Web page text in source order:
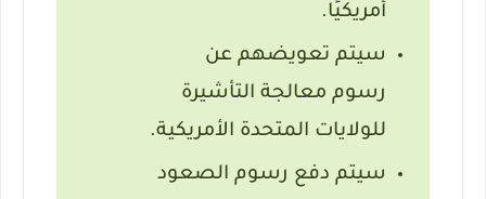
أمريكيًا.
سيتم تعويضهم عن
رسوم معالجة التأشيرة
للولايات المتحدة الأمريكية.
سيتم دفع رسوم الصعود